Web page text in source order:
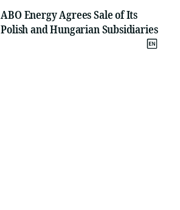
ABO Energy Agrees Sale of Its
Polish and Hungarian Subsidiaries